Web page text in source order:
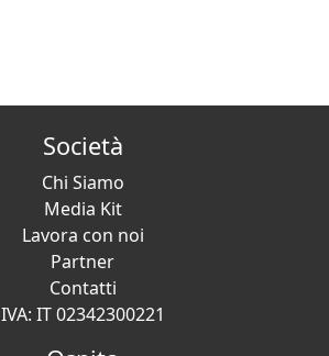
Società
Chi Siamo
Media Kit
Lavora con noi
Partner
Contatti
IVA: IT 02342300221